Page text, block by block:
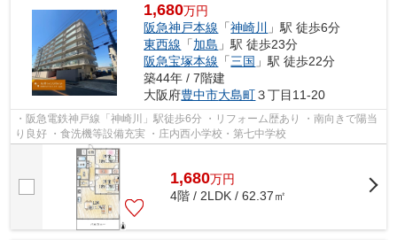
1,680万円
阪急神戸本線 「神崎川
」駅 徒歩6分
東西線 「加島 」駅 徒歩23分
阪急宝塚本線 「三国 」駅 徒歩22分
築44年 / 7階建
大阪府豊中市大島町３丁目11-20
・阪急電鉄神戸線「神崎川」駅徒歩6分 ・リフォーム歴あり ・南向きで陽当
り良好 ・食洗機等設備充実 ・庄内西小学校・第七中学校
1,680万円
4階 / 2LDK / 62.37㎡